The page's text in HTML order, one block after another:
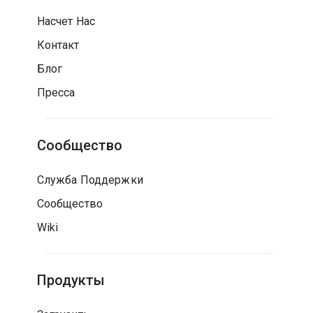
Насчет Нас
Контакт
Блог
Пресса
Сообщество
Служба Поддержки
Сообщество
Wiki
Продукты